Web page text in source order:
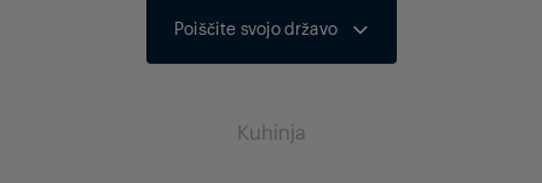
Poiščite svojo državo
Kuhinja